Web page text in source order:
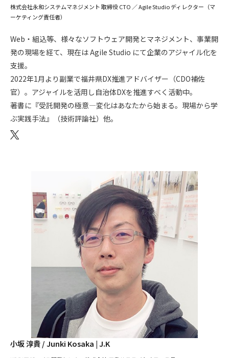
株式会社永和システムマネジメント 取締役 CTO ／ Agile Studio ディレクター（マ
ーケティング責任者）
Web・組込等、様々なソフトウェア開発とマネジメント、事業開
発の現場を経て、現在は Agile Studio にて企業のアジャイル化を
支援。
2022年1月より副業で福井県DX推進アドバイザー（CDO補佐
官）。アジャイルを活用し自治体DXを推進すべく活動中。
著書に『受託開発の極意―変化はあなたから始まる。現場から学
ぶ実践手法』（技術評論社）他。
小坂 淳貴 / Junki Kosaka | J.K